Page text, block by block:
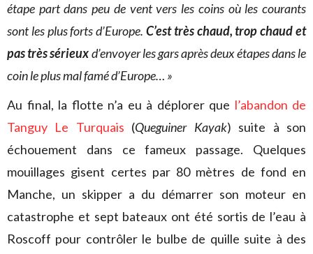
étape part dans peu de vent vers les coins où les courants
sont les plus forts d’Europe. C’est très chaud, trop chaud et
pas très sérieuxd’envoyer les gars après deux étapes dans le
coin le plus mal famé d’Europe… »
Au final, la flotte n’a eu à déplorer que l’abandon de
Tanguy Le Turquais (Queguiner Kayak) suite à son
échouement dans ce fameux passage. Quelques
mouillages gisent certes par 80 mètres de fond en
Manche, un skipper a du démarrer son moteur en
catastrophe et sept bateaux ont été sortis de l’eau à
Roscoff pour contrôler le bulbe de quille suite à des